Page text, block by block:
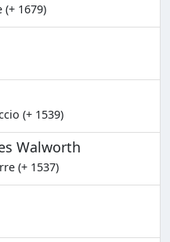
1679)
(+ 1539)
Walworth
(+ 1537)